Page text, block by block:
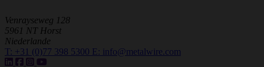
Venrayseweg 128
5961 NT Horst
Niederlande
T: +31 (0)77 398 5300 E: info@metalwire.com